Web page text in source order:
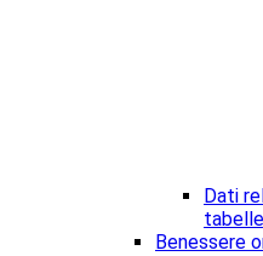
Dati
Benessere